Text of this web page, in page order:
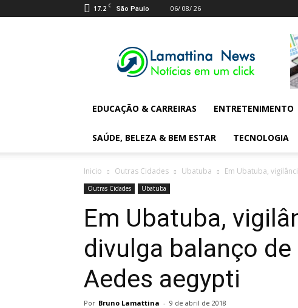
17.2 C São Paulo 06/ 08/ 26
Digital
News
EDUCAÇÃO & CARREIRAS ENTRETENIMENTO
SAÚDE, BELEZA & BEM ESTAR TECNOLOGIA
Inicio Outras Cidades Ubatuba Em Ubatuba,
Outras Cidades Ubatuba
Em Ubatuba,
divulga balanço
Aedes aegypti
Por Bruno Lamattina - 9 de abril de 2018